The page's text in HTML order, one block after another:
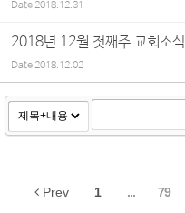
Date2018.12.31
2018년 12월 첫째주 교회소식
Date2018.12.02
Prev 1 ... 79